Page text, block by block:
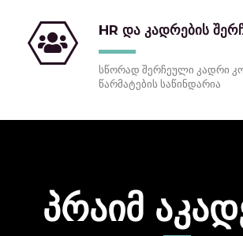
HR და კადრების
სწორად შერჩეული კადრი
წარმატების საწინდარია
პრაიმ